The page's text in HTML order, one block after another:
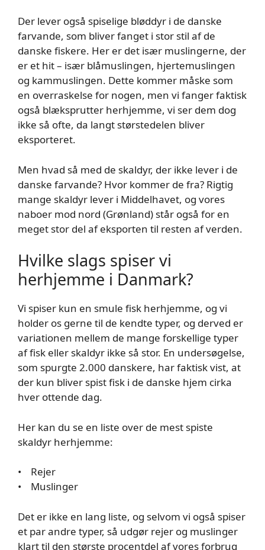
Der lever også spiselige bløddyr i de danske
farvande, som bliver fanget i stor stil af de
danske fiskere. Her er det især muslingerne, der
er et hit – især blåmuslingen, hjertemuslingen
og kammuslingen. Dette kommer måske som
en overraskelse for nogen, men vi fanger faktisk
også blæksprutter herhjemme, vi ser dem dog
ikke så ofte, da langt størstedelen bliver
eksporteret.
Men hvad så med de skaldyr, der ikke lever i de
danske farvande? Hvor kommer de fra? Rigtig
mange skaldyr lever i Middelhavet, og vores
naboer mod nord (Grønland) står også for en
meget stor del af eksporten til resten af verden.
Hvilke slags spiser vi
herhjemme i Danmark?
Vi spiser kun en smule fisk herhjemme, og vi
holder os gerne til de kendte typer, og derved er
variationen mellem de mange forskellige typer
af fisk eller skaldyr ikke så stor. En undersøgelse,
som spurgte 2.000 danskere, har faktisk vist, at
der kun bliver spist fisk i de danske hjem cirka
hver ottende dag.
Her kan du se en liste over de mest spiste
skaldyr herhjemme:
• Rejer
• Muslinger
Det er ikke en lang liste, og selvom vi også spiser
et par andre typer, så udgør rejer og muslinger
klart til den største procentdel af vores forbrug